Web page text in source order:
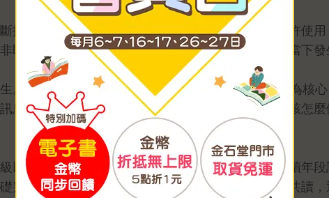
提前開始：完全禁止孩子使用，擔心落後同儕；允許使
即時性——危險藏在難以察覺的地方，而且不一定當下發
。本書以「35個孩子一定要知道的網路安全守則」為核
息搭訕時該如何回應？當被要求提供個人資訊時應該怎
以上為主要讀者，但是，本書將網路安全教育的適讀年
判斷力，使低年級、甚至幼兒園孩子也能藉由親子共讀，